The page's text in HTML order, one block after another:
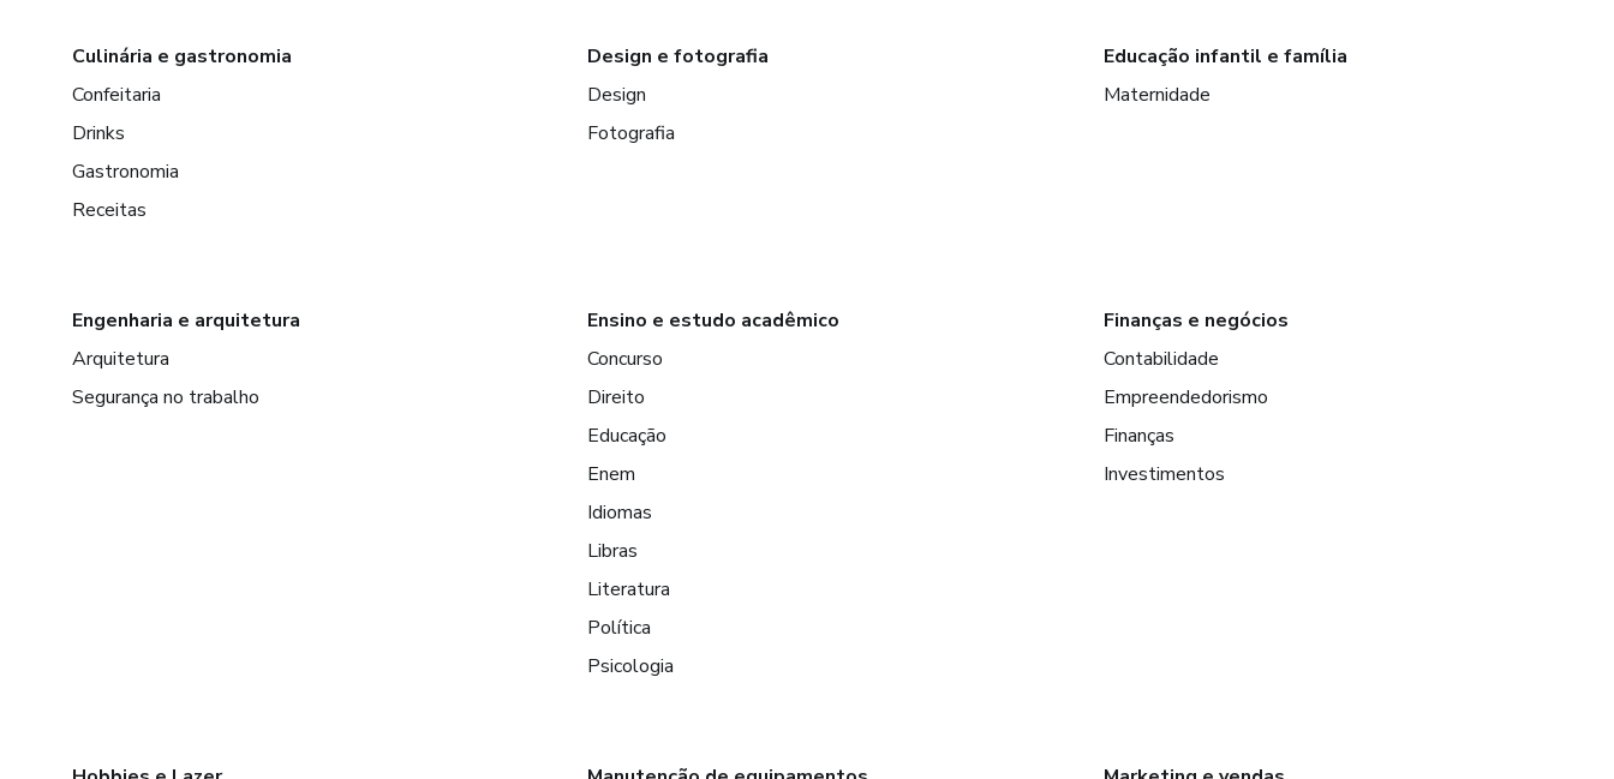
Culinária e gastronomia
Confeitaria
Drinks
Gastronomia
Receitas
Design e fotografia
Design
Fotografia
Educação infantil e família
Maternidade
Engenharia e arquitetura
Arquitetura
Segurança no trabalho
Ensino e estudo acadêmico
Concurso
Direito
Educação
Enem
Idiomas
Libras
Literatura
Política
Psicologia
Finanças e negócios
Contabilidade
Empreendedorismo
Finanças
Investimentos